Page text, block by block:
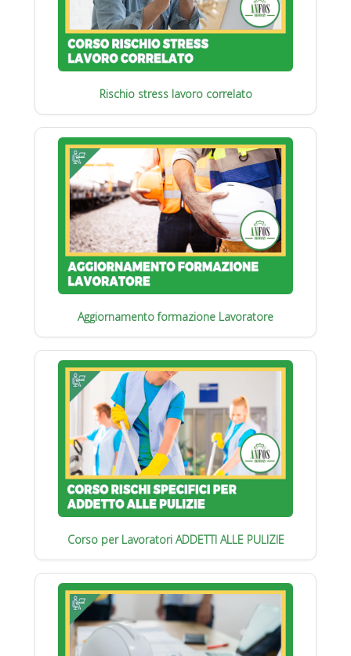
Rischio stress lavoro correlato
Aggiornamento formazione Lavoratore
Corso per Lavoratori ADDETTI ALLE PULIZIE